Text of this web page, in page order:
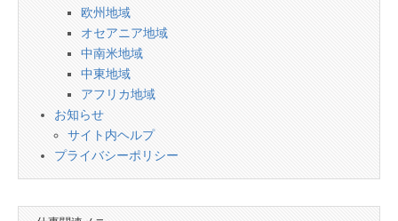
欧州地域
オセアニア地域
中南米地域
中東地域
アフリカ地域
お知らせ
サイト内ヘルプ
プライバシーポリシー